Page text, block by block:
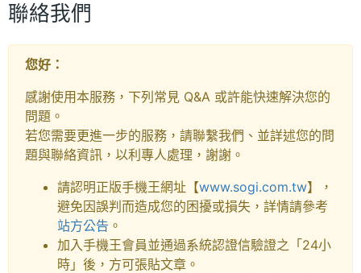
聯絡我們
您好：
感謝使用本服務，下列常見 Q&A 或許能快速解決您的
問題。
若您需要更進一步的服務，請聯繫我們、並詳述您的問
題與聯絡資訊，以利專人處理，謝謝。
請認明正版手機王網址【www.sogi.com.tw】，
避免因誤判而造成您的困擾或損失，詳情請參考
站方公告 。
加入手機王會員並通過系統認證信驗證之「24小
時」後，方可張貼文章。